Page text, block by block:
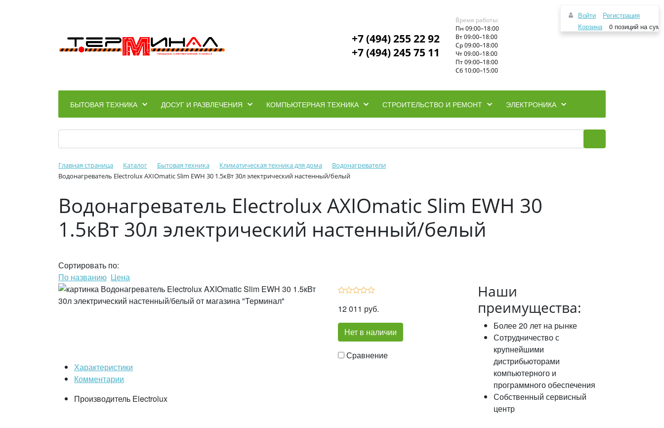
Войти
Регистрация
Корзина
0 позиций на
+7 (494) 255 22 92
+7 (494) 245 75 11
Время работы:
Пн 09:00–18:00
Вт 09:00–18:00
Ср 09:00–18:00
Чт 09:00–18:00
Пт 09:00–18:00
Сб 10:00–15:00
БЫТОВАЯ ТЕХНИКА ДОСУГ И РАЗВЛЕЧЕНИЯ КОМПЬЮТЕРНАЯ ТЕХНИКА СТРОИТЕЛЬСТВО И РЕМОНТ ЭЛЕКТРОНИКА
Главная страница Каталог Бытовая техника Климатическая техника для дома
Водонагреватели
Водонагреватель Electrolux AXIOmatic Slim EWH 30 1.5кВт 30л электрический настенный/белый
Водонагреватель Electrolux AXIOmatic Slim EWH 30
1.5кВт 30л электрический настенный/белый
Сортировать по:
По названию Цена
12 011 руб.
Нет в наличии
Сравнение
Характеристики
Комментарии
Производитель Electrolux
Наши
преимущества:
Более 20 лет на рынке
Сотрудничество с
крупнейшими
дистрибьюторами
компьютерного и
программного обеспечения
Собственный сервисный
центр